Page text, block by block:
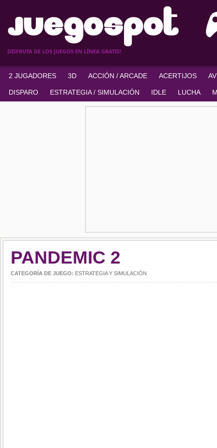
DISFRUTA DE LOS JUEGOS EN LÍNEA GRATIS!
2 JUGADORES 3D ACCIÓN / ARCADE ACERTIJOS
DISPARO ESTRATEGIA / SIMULACIÓN IDLE LUCHA
PANDEMIC 2
CATEGORÍA DE JUEGO: ESTRATEGIA Y SIMULACIÓN